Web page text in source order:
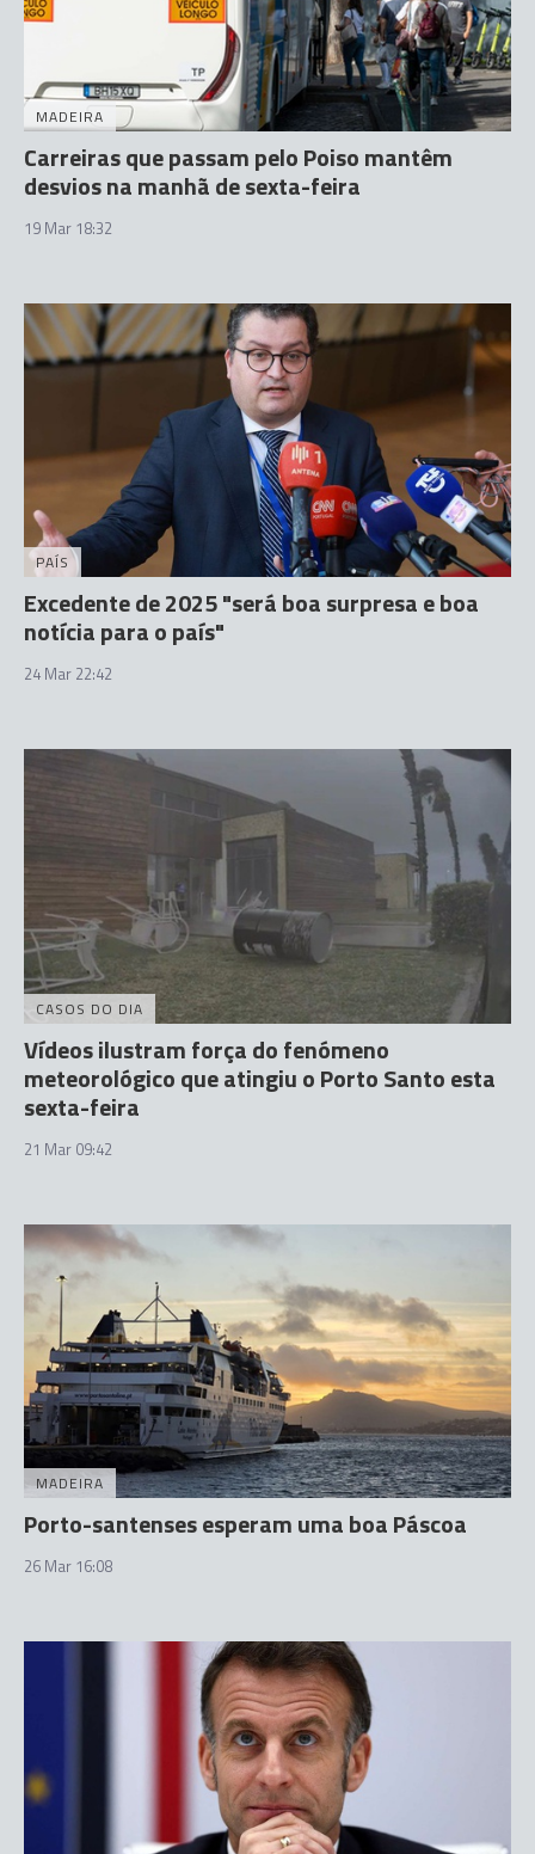
MADEIRA
Carreiras que passam pelo Poiso mantêm
desvios na manhã de sexta-feira
19 Mar 18:32
PAÍS
Excedente de 2025 "será boa surpresa e boa
notícia para o país"
24 Mar 22:42
CASOS DO DIA
Vídeos ilustram força do fenómeno
meteorológico que atingiu o Porto Santo esta
sexta-feira
21 Mar 09:42
MADEIRA
Porto-santenses esperam uma boa Páscoa
26 Mar 16:08